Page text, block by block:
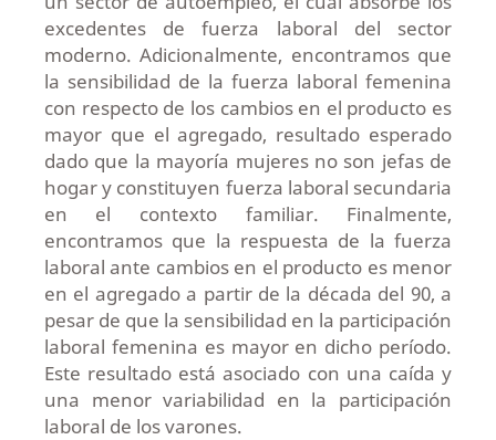
excedentes de fuerza laboral del sector
moderno. Adicionalmente, encontramos que
la sensibilidad de la fuerza laboral femenina
con respecto de los cambios en el producto es
mayor que el agregado, resultado esperado
dado que la mayoría mujeres no son jefas de
hogar y constituyen fuerza laboral secundaria
en el contexto familiar. Finalmente,
encontramos que la respuesta de la fuerza
laboral ante cambios en el producto es menor
en el agregado a partir de la década del 90, a
pesar de que la sensibilidad en la participación
laboral femenina es mayor en dicho período.
Este resultado está asociado con una caída y
una menor variabilidad en la participación
laboral de los varones.